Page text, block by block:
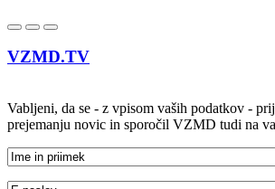
VZMD.TV
Vabljeni, da se - z vpisom vaših podatkov -
prejemanju novic in sporočil VZMD tudi na